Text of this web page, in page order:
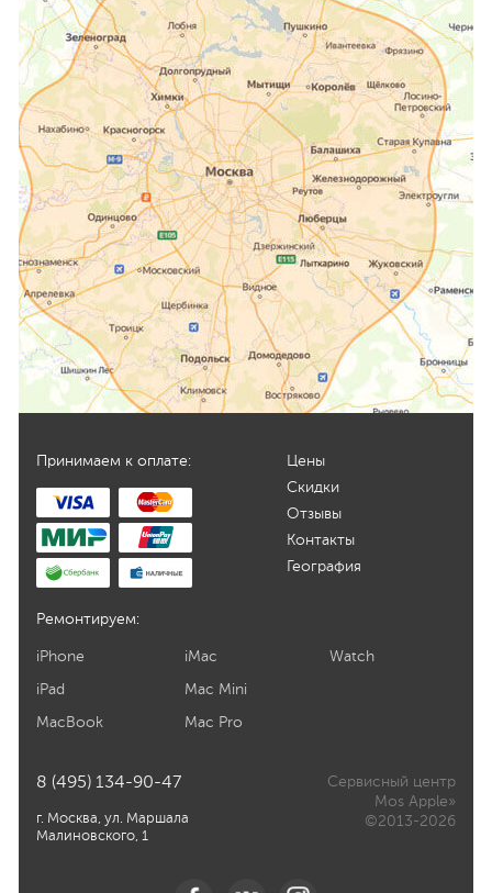
Принимаем к оплате:
Цены
Скидки
Отзывы
Контакты
География
Ремонтируем:
iPhone
iPad
MacBook
iMac
Mac Mini
Mac Pro
Watch
8 (495) 134-90-47
г. Москва, ул. Маршала
Малиновского, 1
Сервисный центр
Mos Apple»
©2013-2026